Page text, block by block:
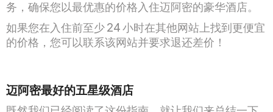
务，确保您以最优惠的价格入住迈阿密的豪华酒店。
如果您在入住前至少 24 小时在其他网站上找到更便宜
的价格，您可以联系该网站并要求退还差价！
迈阿密最好的五星级酒店